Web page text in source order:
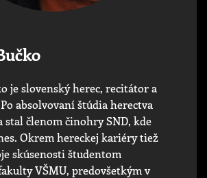
je slovenský herec, recitátor a
absolvovaní štúdia herectva
stal členom činohry SND, kde
Okrem hereckej kariéry tiež
skúsenosti študentom
VŠMU, predovšetkým v